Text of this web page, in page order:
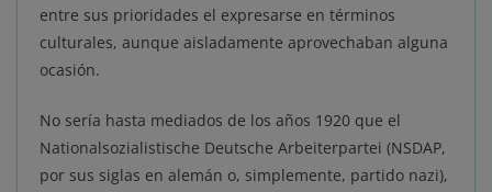
entre sus prioridades el expresarse en términos
culturales, aunque aisladamente aprovechaban alguna
ocasión.
No sería hasta mediados de los años 1920 que el
Nationalsozialistische Deutsche Arbeiterpartei (NSDAP,
por sus siglas en alemán o, simplemente, partido nazi),